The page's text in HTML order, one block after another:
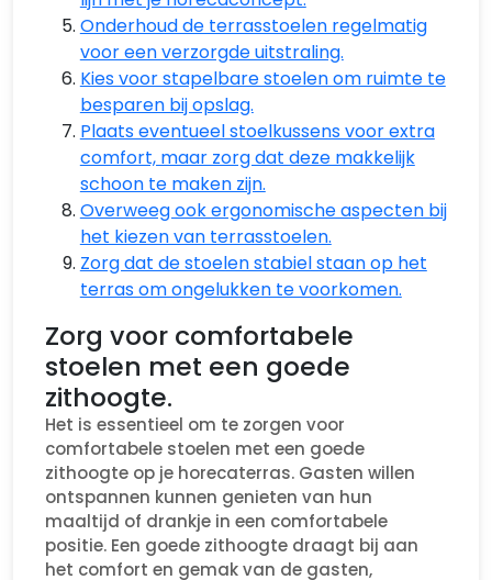
Onderhoud de terrasstoelen regelmatig
voor een verzorgde uitstraling.
Kies voor stapelbare stoelen om ruimte te
besparen bij opslag.
Plaats eventueel stoelkussens voor extra
comfort, maar zorg dat deze makkelijk
schoon te maken zijn.
Overweeg ook ergonomische aspecten bij
het kiezen van terrasstoelen.
Zorg dat de stoelen stabiel staan op het
terras om ongelukken te voorkomen.
Zorg voor comfortabele
stoelen met een goede
zithoogte.
Het is essentieel om te zorgen voor
comfortabele stoelen met een goede
zithoogte op je horecaterras. Gasten willen
ontspannen kunnen genieten van hun
maaltijd of drankje in een comfortabele
positie. Een goede zithoogte draagt bij aan
het comfort en gemak van de gasten,